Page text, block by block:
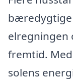
bæredygtige
elregningen
fremtid.
solens